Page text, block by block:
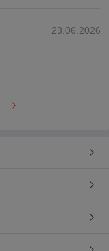
23.06.2026